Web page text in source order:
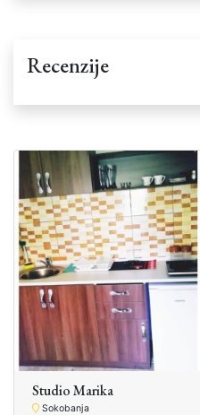
Recenzije
Studio Marika
Sokobanja